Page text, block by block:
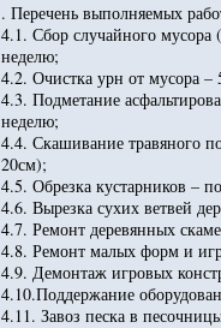
. Перечень выполняемых
4.1. Сбор случайного мусора
неделю;
4.2. Очистка урн от мусора –
4.3. Подметание
неделю;
4.4. Скашивание травяного
20см);
4.5. Обрезка кустарников –
4.6. Вырезка сухих ветвей
4.7. Ремонт деревянных
4.8. Ремонт малых форм и
4.9. Демонтаж игровых
4.10.Поддержание
4.11. Завоз песка в